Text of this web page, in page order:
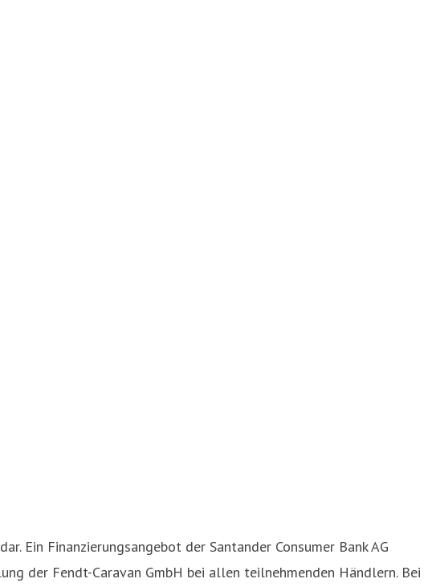
Ein Finanzierungsangebot der Santander Consumer Bank AG
der Fendt-Caravan GmbH bei allen teilnehmenden Händlern. Bei